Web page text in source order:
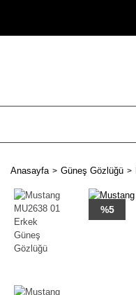
Anasayfa Güneş Gözlüğü
%5